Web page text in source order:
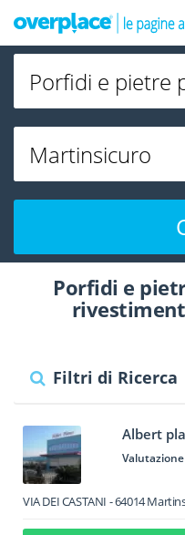
Porfidi e
Filtri di Ricerca
Albert
VIA DEI CASTANI -64014